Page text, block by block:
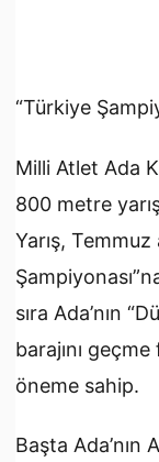
“Türkiye
Milli Atlet Ada
800 metre
Yarış, Temmuz
sıra Ada’nın
barajını geçme
öneme sahip.
Başta